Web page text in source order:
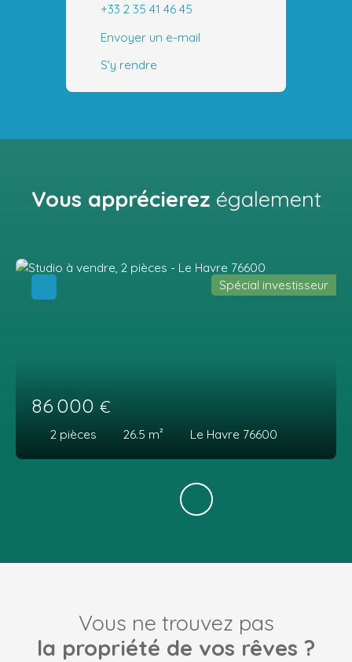
+33 2 35 41 46 45
Envoyer un e-mail
S'y rendre
Vous apprécierez également
86 000 €
2 pièces 26.5 m² Le Havre 76600
Spécial investisseur
Vous ne trouvez pas
la propriété de vos rêves ?